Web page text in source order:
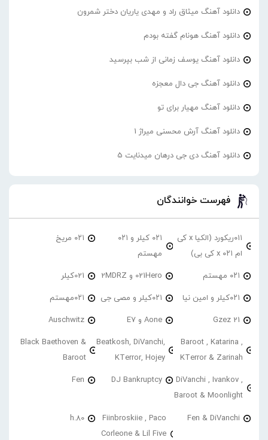
دانلود آهنگ میثاق راد و مهدی یاریان دختر شمرون
دانلود آهنگ هونام گفته بودم
دانلود آهنگ یوسف زمانی از شب بپرسید
دانلود آهنگ جی دال معجزه
دانلود آهنگ مهیار برای تو
دانلود آهنگ آرش محسنی میراژ 1
دانلود آهنگ دی جی درهان میدنایت 5
فهرست خوانندگان
۰۱۱ریکورد (الکیا x کی
ام ۰۲۱ x کی بی)
۰۲۱ کیلر و ۰۲۱
مهستم
۰۲۱ مریخ
۰۲۱ مهستم 021Hero و 2MDRZ 021کیلر
۰۲۱کیلر و امین نیا ۰۲۱کیلر و مصی جی ۰۲۱مهستم
21 Gzez Aone و E7 Auschwitz
Baroot , Katarina ,
KTerror & Zarinah
Beatkosh, DiVanchi,
KTerror, Hojey
Black Baethoven &
Baroot
DiVanchi , Ivankov ,
Baroot & Moonlight
DJ Bankruptcy
Fen
Fen & DiVanchi
Fiinbroskiie , Paco
Corleone & Lil Five
h.80